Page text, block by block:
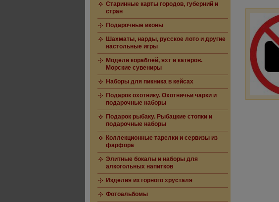
Старинные карты городов, губерний и
стран
Подарочные иконы
Шахматы, нарды, русское лото и другие
настольные игры
Модели кораблей, яхт и катеров.
Морские сувениры
Наборы для пикника в кейсах
Подарок охотнику. Охотничьи чарки и
подарочные наборы
Подарок рыбаку. Рыбацкие стопки и
подарочные наборы
Коллекционные тарелки и сервизы из
фарфора
Элитные бокалы и наборы для
алкогольных напитков
Изделия из горного хрусталя
Фотоальбомы